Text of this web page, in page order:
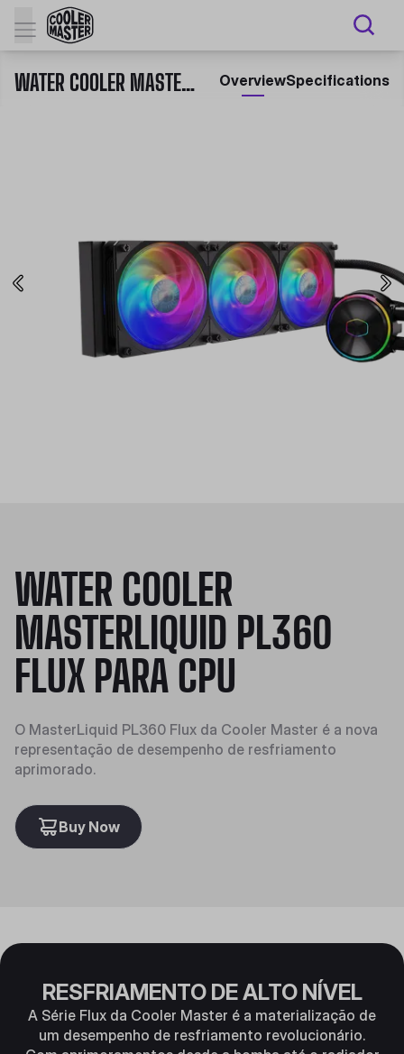
WATER COOLER MASTERLIQUID PL360 FLUX PARA CPU OverviewSpecifications
WATER COOLER
MASTERLIQUID PL360
FLUX PARA CPU
O MasterLiquid PL360 Flux da Cooler Master é a nova
representação de desempenho de resfriamento
aprimorado.
Buy Now
RESFRIAMENTO DE ALTO NÍVEL
A Série Flux da Cooler Master é a materialização de
um desempenho de resfriamento revolucionário.